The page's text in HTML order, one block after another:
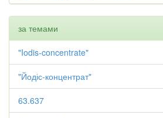
за темами
"Iodis-concentrate"
"Йодіс-концентрат"
63.637